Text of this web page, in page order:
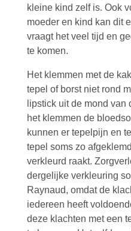
kleine kind zelf is. Ook
moeder en kind kan dit
vraagt het veel tijd en
te komen.
Het klemmen met de
tepel of borst niet rond
lipstick uit de mond
het klemmen de
kunnen er tepelpijn en
tepel soms zo
verkleurd raakt.
dergelijke verkleuring
Raynaud, omdat de
iedereen heeft
deze klachten met een